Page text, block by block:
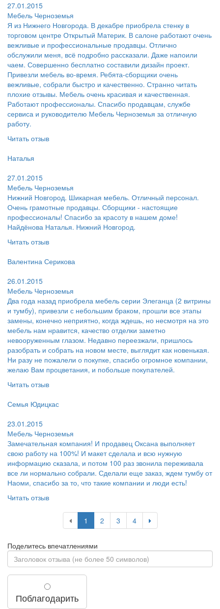
27.01.2015
Мебель Черноземья
Я из Нижнего Новгорода. В декабре приобрела стенку в
торговом центре Открытый Материк. В салоне работают очень
вежливые и профессиональные продавцы. Отлично
обслужили меня, всё подробно рассказали. Даже напоили
чаем. Совершенно бесплатно составили дизайн проект.
Привезли мебель во-время. Ребята-сборщики очень
вежливые, собрали быстро и качественно. Странно читать
плохие отзывы. Мебель очень красивая и качественная.
Работают профессионалы. Спасибо продавцам, службе
сервиса и руководителю Мебель Черноземья за отличную
работу.
Читать отзыв
Наталья
27.01.2015
Мебель Черноземья
Нижний Новгород. Шикарная мебель. Отличный персонал.
Очень грамотные продавцы. Сборщики - настоящие
профессионалы! Спасибо за красоту в нашем доме!
Найдёнова Наталья. Нижний Новгород.
Читать отзыв
Валентина Серикова
26.01.2015
Мебель Черноземья
Два года назад приобрела мебель серии Элеганца (2 витрины
и тумбу), привезли с небольшим браком, прошли все этапы
замены, конечно неприятно, когда ждешь, но несмотря на это
мебель нам нравится, качество отделки заметно
невооруженным глазом. Недавно переезжали, пришлось
разобрать и собрать на новом месте, выглядит как новенькая.
Ни разу не пожалели о покупке, спасибо огромное компании,
желаю Вам процветания, и побольше покупателей.
Читать отзыв
Семья Юдицкас
23.01.2015
Мебель Черноземья
Замечательная компания! И продавец Оксана выполняет
свою работу на 100%! И макет сделала и всю нужную
информацию сказала, и потом 100 раз звонила переживала
все ли нормально собрали. Сделали еще заказ, ждем тумбу от
Наоми, спасибо за то, что такие компании и люди есть!
Читать отзыв
1 2 3 4
Поделитесь впечатлениями
Поблагодарить